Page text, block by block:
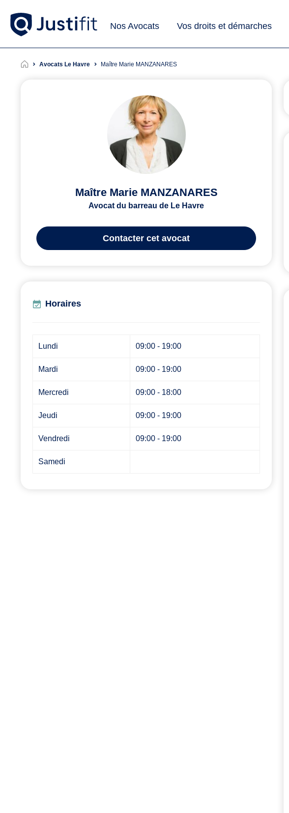
Nos Avocats Vos droits et démarches
Avocats Le Havre Maître Marie MANZANARES
Maître Marie MANZANARES
Avocat du barreau de Le Havre
Contacter cet avocat
Horaires
Lundi 09:00 - 19:00
Mardi 09:00 - 19:00
Mercredi 09:00 - 18:00
Jeudi 09:00 - 19:00
Vendredi 09:00 - 19:00
Samedi